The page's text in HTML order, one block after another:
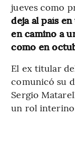
jueves como
deja al país
en camino a
como en
El ex titular
comunicó su
Sergio
un rol interino